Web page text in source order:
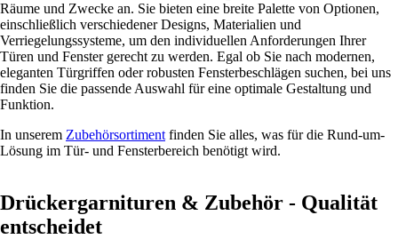
Räume und Zwecke an. Sie bieten eine breite Palette von Optionen,
einschließlich verschiedener Designs, Materialien und
Verriegelungssysteme, um den individuellen Anforderungen Ihrer
Türen und Fenster gerecht zu werden. Egal ob Sie nach modernen,
eleganten Türgriffen oder robusten Fensterbeschlägen suchen, bei uns
finden Sie die passende Auswahl für eine optimale Gestaltung und
Funktion.
In unserem Zubehörsortiment finden Sie alles, was für die Rund-um-
Lösung im Tür- und Fensterbereich benötigt wird.
Drückergarnituren & Zubehör - Qualität
entscheidet